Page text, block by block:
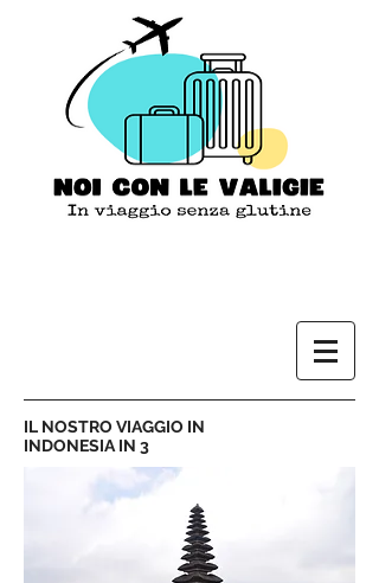
IL NOSTRO VIAGGIO IN
INDONESIA IN 3